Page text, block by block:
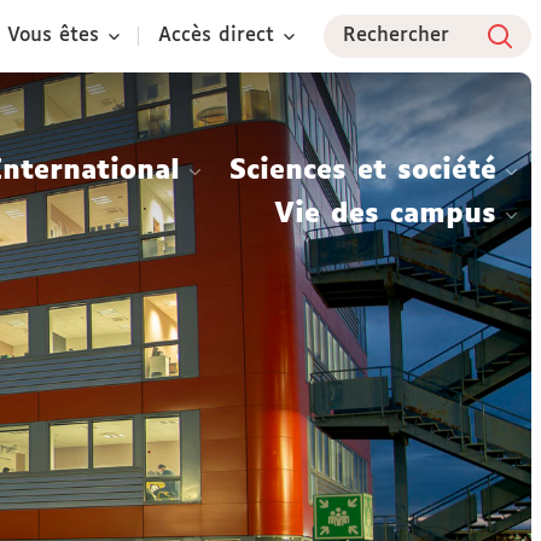
Vous êtes Accès direct Rechercher
Sciences et société
Vie des campus